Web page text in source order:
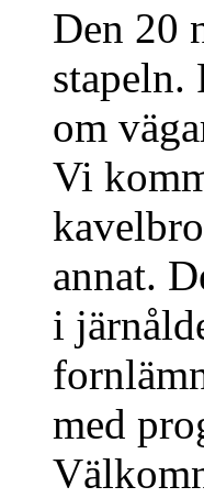
Den 20
stapeln.
om
Vi
annat.
i
med